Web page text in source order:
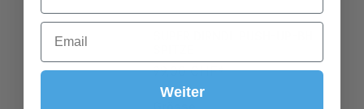
SUPER DIRNDL PUSH-UP-BH
Grösse
Weiter